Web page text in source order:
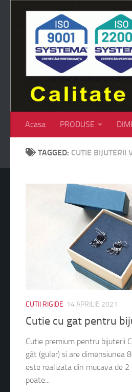
Skip to content
Acasa PRODUSE
TAGGED: CUTIE BIJUTERII
CUTII RIGIDE 14 APRILIE 2021
Cutie cu gat pentru
Cutie premium pentru bijuterii
gât (guler) si are dimensiunea
este realizata din mucava de
poate...